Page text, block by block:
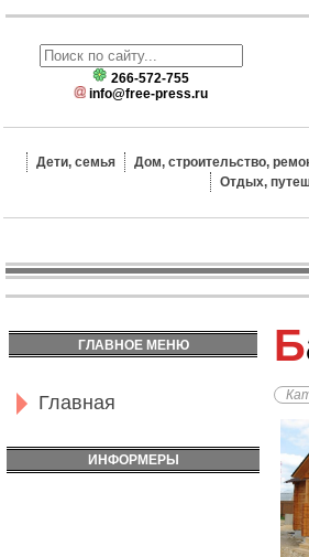
266-572-755
info@free-press.ru
Дети, семья Дом, строительство,
Отдых,
ГЛАВНОЕ МЕНЮ
Главная
ИНФОРМЕРЫ